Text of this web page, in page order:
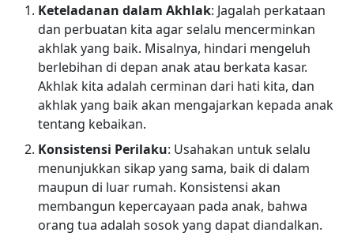
Keteladanan dalam Akhlak: Jagalah perkataan
dan perbuatan kita agar selalu mencerminkan
akhlak yang baik. Misalnya, hindari mengeluh
berlebihan di depan anak atau berkata kasar.
Akhlak kita adalah cerminan dari hati kita, dan
akhlak yang baik akan mengajarkan kepada anak
tentang kebaikan.
Konsistensi Perilaku: Usahakan untuk selalu
menunjukkan sikap yang sama, baik di dalam
maupun di luar rumah. Konsistensi akan
membangun kepercayaan pada anak, bahwa
orang tua adalah sosok yang dapat diandalkan.